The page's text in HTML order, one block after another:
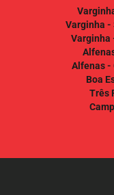
Varginha -
Varginha
Alfenas -
Boa
Três